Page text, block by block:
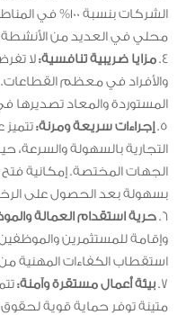
الشركات بنسبة
محلي في العديد من الأنشطة
4. مزايا ضريبية تنافسية:لا
والأفراد في معظم
المستوردة والمعاد تصديرها
5.
إجراءات سريعة ومرنة:
التجارية بالسهولة والسرعة،
الجهات المختصة. إمكانية
بسهولة بعد الحصول على
6. حرية استقدام العمالة
وإقامة للمستثمرين
استقطاب الكفاءات المهنية
7. بيئة أعمال مستقرة وآمنة:
متينة توفر حماية قوية